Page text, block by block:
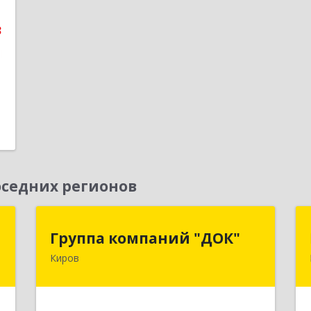
регионов
Группа компаний "ДОК"
Киров
Группа компаний "ДОК"